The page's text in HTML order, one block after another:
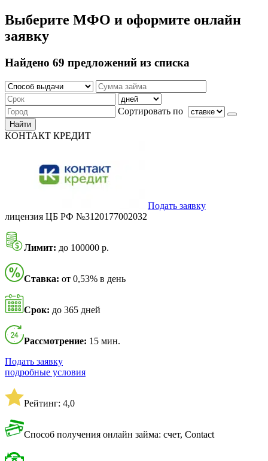
Выберите МФО и оформите онлайн
заявку
Найдено 69 предложений из списка
Сортировать по
Найти
КОНТАКТ КРЕДИТ
Подать заявку
лицензия ЦБ РФ №3120177002032
Лимит: до 100000 р.
Ставка: от 0,53% в день
Срок: до 365 дней
Рассмотрение: 15 мин.
Подать заявку
подробные условия
Рейтинг: 4,0
Способ получения онлайн займа: счет, Contact